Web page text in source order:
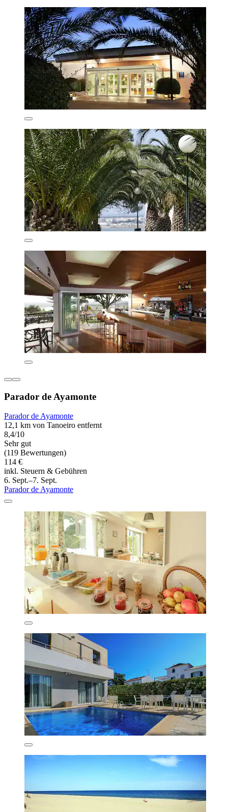
Parador de Ayamonte
Parador de Ayamonte
12,1 km von Tanoeiro entfernt
8,4/10
Sehr gut
(119 Bewertungen)
114 €
inkl. Steuern & Gebühren
6. Sept.–7. Sept.
Parador de Ayamonte